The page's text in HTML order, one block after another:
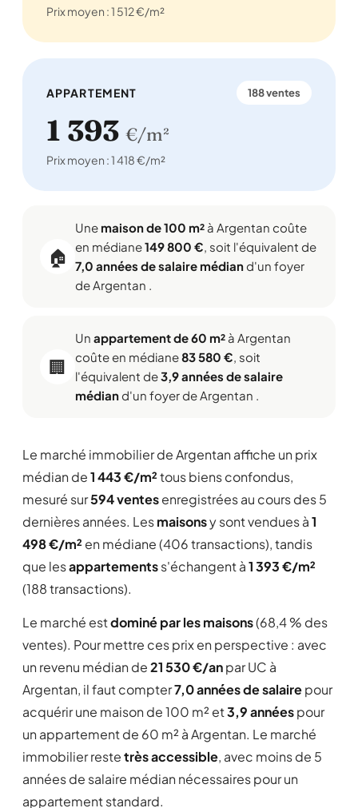
Prix moyen : 1 512 €/m²
APPARTEMENT 188 ventes
1 393 €/m²
Prix moyen : 1 418 €/m²
🏠
Une maison de 100 m² à Argentan coûte
en médiane149 800 €, soit l'équivalent de
7,0 années de salaire médiand'un foyer
de Argentan .
🏢
Un appartement de 60 m² à Argentan
coûte en médiane83 580 €, soit
l'équivalent de3,9 années de salaire
médiand'un foyer de Argentan .
Le marché immobilier de Argentan affiche un prix
médian de1 443 €/m²tous biens confondus,
mesuré sur594 ventesenregistrées au cours des 5
dernières années. Lesmaisonsy sont vendues à1
498 €/m² en médiane (406 transactions), tandis
que lesappartementss'échangent à1 393 €/m²
(188 transactions).
Le marché estdominé par les maisons(68,4 % des
ventes). Pour mettre ces prix en perspective : avec
un revenu médian de21 530 €/anpar UC à
Argentan, il faut compter7,0 années de salairepour
acquérir une maison de 100 m² et3,9 annéespour
un appartement de 60 m² à Argentan. Le marché
immobilier restetrès accessible, avec moins de 5
années de salaire médian nécessaires pour un
appartement standard.